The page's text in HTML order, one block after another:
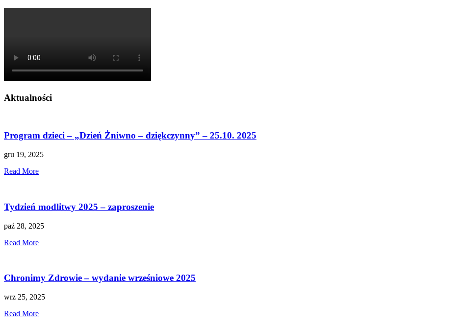
Aktualności
Program dzieci – „Dzień Żniwno – dziękczynny” – 25.10. 2025
gru 19, 2025
Read More
Tydzień modlitwy 2025 – zaproszenie
paź 28, 2025
Read More
Chronimy Zdrowie – wydanie wrześniowe 2025
wrz 25, 2025
Read More